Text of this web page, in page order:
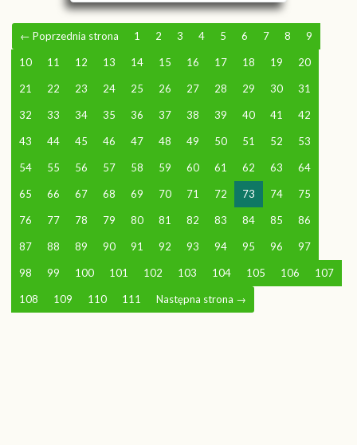
← Poprzednia strona 1 2 3 4 5 6 7 8 9
10 11 12 13 14 15 16 17 18 19 20
21 22 23 24 25 26 27 28 29 30 31
32 33 34 35 36 37 38 39 40 41 42
43 44 45 46 47 48 49 50 51 52 53
54 55 56 57 58 59 60 61 62 63 64
65 66 67 68 69 70 71 72 73 74 75
76 77 78 79 80 81 82 83 84 85 86
87 88 89 90 91 92 93 94 95 96 97
98 99 100 101 102 103 104 105 106 107
108 109 110 111 Następna strona →